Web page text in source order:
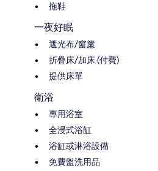
拖鞋
一夜好眠
遮光布/窗簾
折疊床/加床 (付費)
提供床單
衛浴
專用浴室
全浸式浴缸
浴缸或淋浴設備
免費盥洗用品